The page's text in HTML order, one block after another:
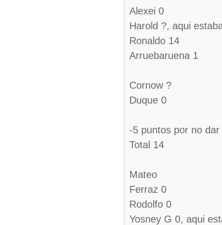
Alexei 0
Harold ?, aqui
Ronaldo 14
Arruebaruena 1
Cornow ?
Duque 0
-5 puntos por no dar
Total 14
Mateo
Ferraz 0
Rodolfo 0
Yosney G 0, aqui